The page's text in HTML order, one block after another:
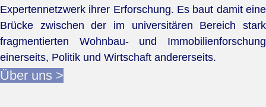
Expertennetzwerk ihrer Erforschung. Es baut damit eine
Brücke zwischen der im universitären Bereich stark
fragmentierten Wohnbau- und Immobilienforschung
einerseits, Politik und Wirtschaft andererseits.
Über uns >